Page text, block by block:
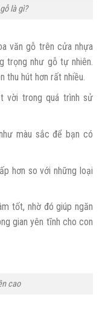
là gì?
văn gỗ trên cửa nhựa
trọng như gỗ tự nhiên.
thu hút hơn rất nhiều.
vời trong quá trình sử
màu sắc để bạn có
hơn so với những loại
tốt, nhờ đó giúp ngăn
gian yên tĩnh cho con
cao